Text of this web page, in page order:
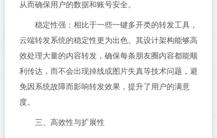
从而确保用户的数据和账号安全。
稳定性强：相比于一些一键多开类的转发工具，
云端转发系统的稳定性更为出色。其设计架构能够高
效处理大量的内容转发，确保每条朋友圈内容都能顺
利传达，而不会出现掉线或图片失真等技术问题，避
免因系统故障而影响转发效果，提升了用户的满意
度。
三、高效性与扩展性